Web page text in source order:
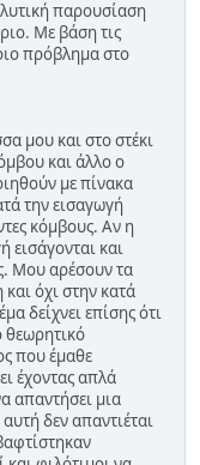
παρουσίαση
Με βάση τις
πρόβλημα στο
μου και στο στέκι
και άλλο ο
με πίνακα
την εισαγωγή
κόμβους. Αν η
εισάγονται και
Μου αρέσουν τα
όχι στην κατά
δείχνει επίσης ότι
θεωρητικό
που έμαθε
έχοντας απλά
απαντήσει μια
δεν απαντιέται